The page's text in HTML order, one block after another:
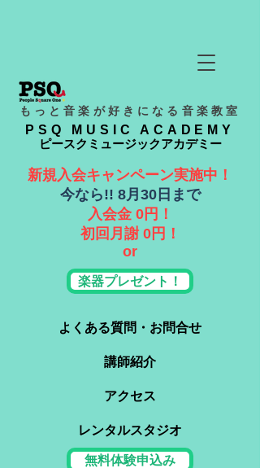
もっと音楽が好きになる音楽教室
PSQ MUSIC ACADEMY
ピースクミュージックアカデミー
よくある質問・お問合せ
アクセス
講師紹介
新規入会キャンペーン実施中！
​今なら!! 8月30日まで
入会金 0円！
​初回月謝 0円！
or
レンタルスタジオ
無料体験申込み
楽器プレゼント！